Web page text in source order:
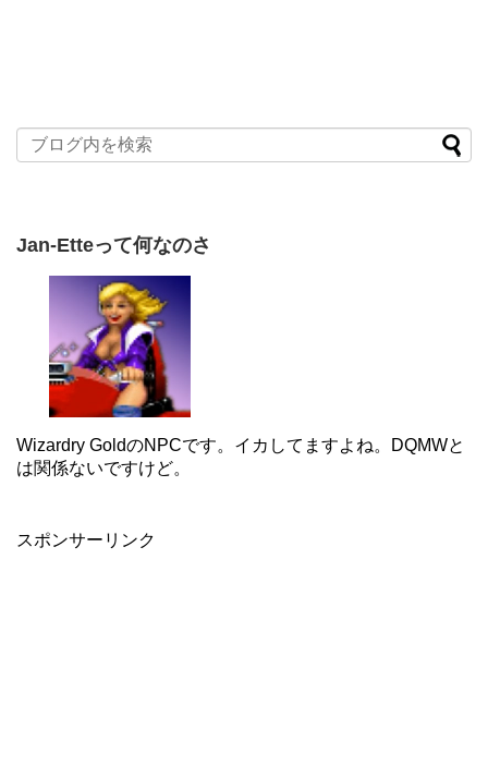
Jan-Etteって何なのさ
Wizardry GoldのNPCです。イカしてますよね。DQMWと
は関係ないですけど。
スポンサーリンク